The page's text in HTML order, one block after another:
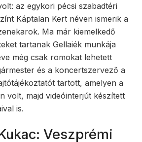
az egykori pécsi szabadtéri
Káptalan Kert néven ismerik a
Ma már kiemelkedő
tartanak Gellaiék munkája
még csak romokat lehetett
és a koncertszervező a
tartott, amelyen a
volt, majd videóinterjút készített
is.
Veszprémi